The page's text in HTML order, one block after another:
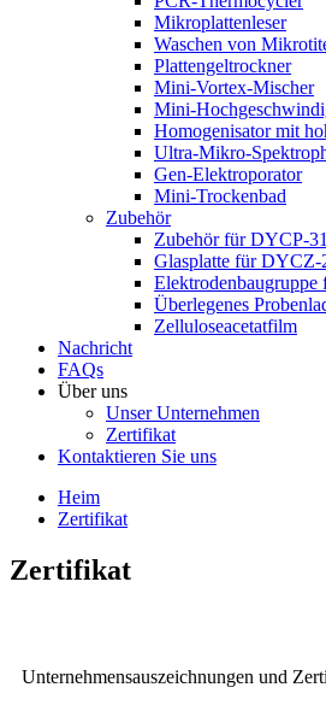
Mikroplattenleser
Waschen von
Plattengeltrockner
Mini-Vortex-Mischer
Mini-
Homogenisator mit
Ultra-Mikro-
Gen-Elektroporator
Mini-Trockenbad
Zubehör
Zubehör für DYCP-
Glasplatte für DYCZ-
Überlegenes
Zelluloseacetatfilm
Nachricht
FAQs
Über uns
Unser Unternehmen
Zertifikat
Kontaktieren Sie uns
Heim
Zertifikat
Zertifikat
Unternehmensauszeichnungen und